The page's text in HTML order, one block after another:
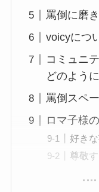
罵倒に磨
voicyにつ
コミュニ
どのよう
罵倒スペ
ロマ子様
好き
尊敬